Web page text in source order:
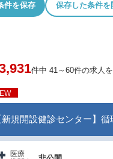
件を保存 保存した条件を
件中 41～60件の求人
新規開設健診センター
医療